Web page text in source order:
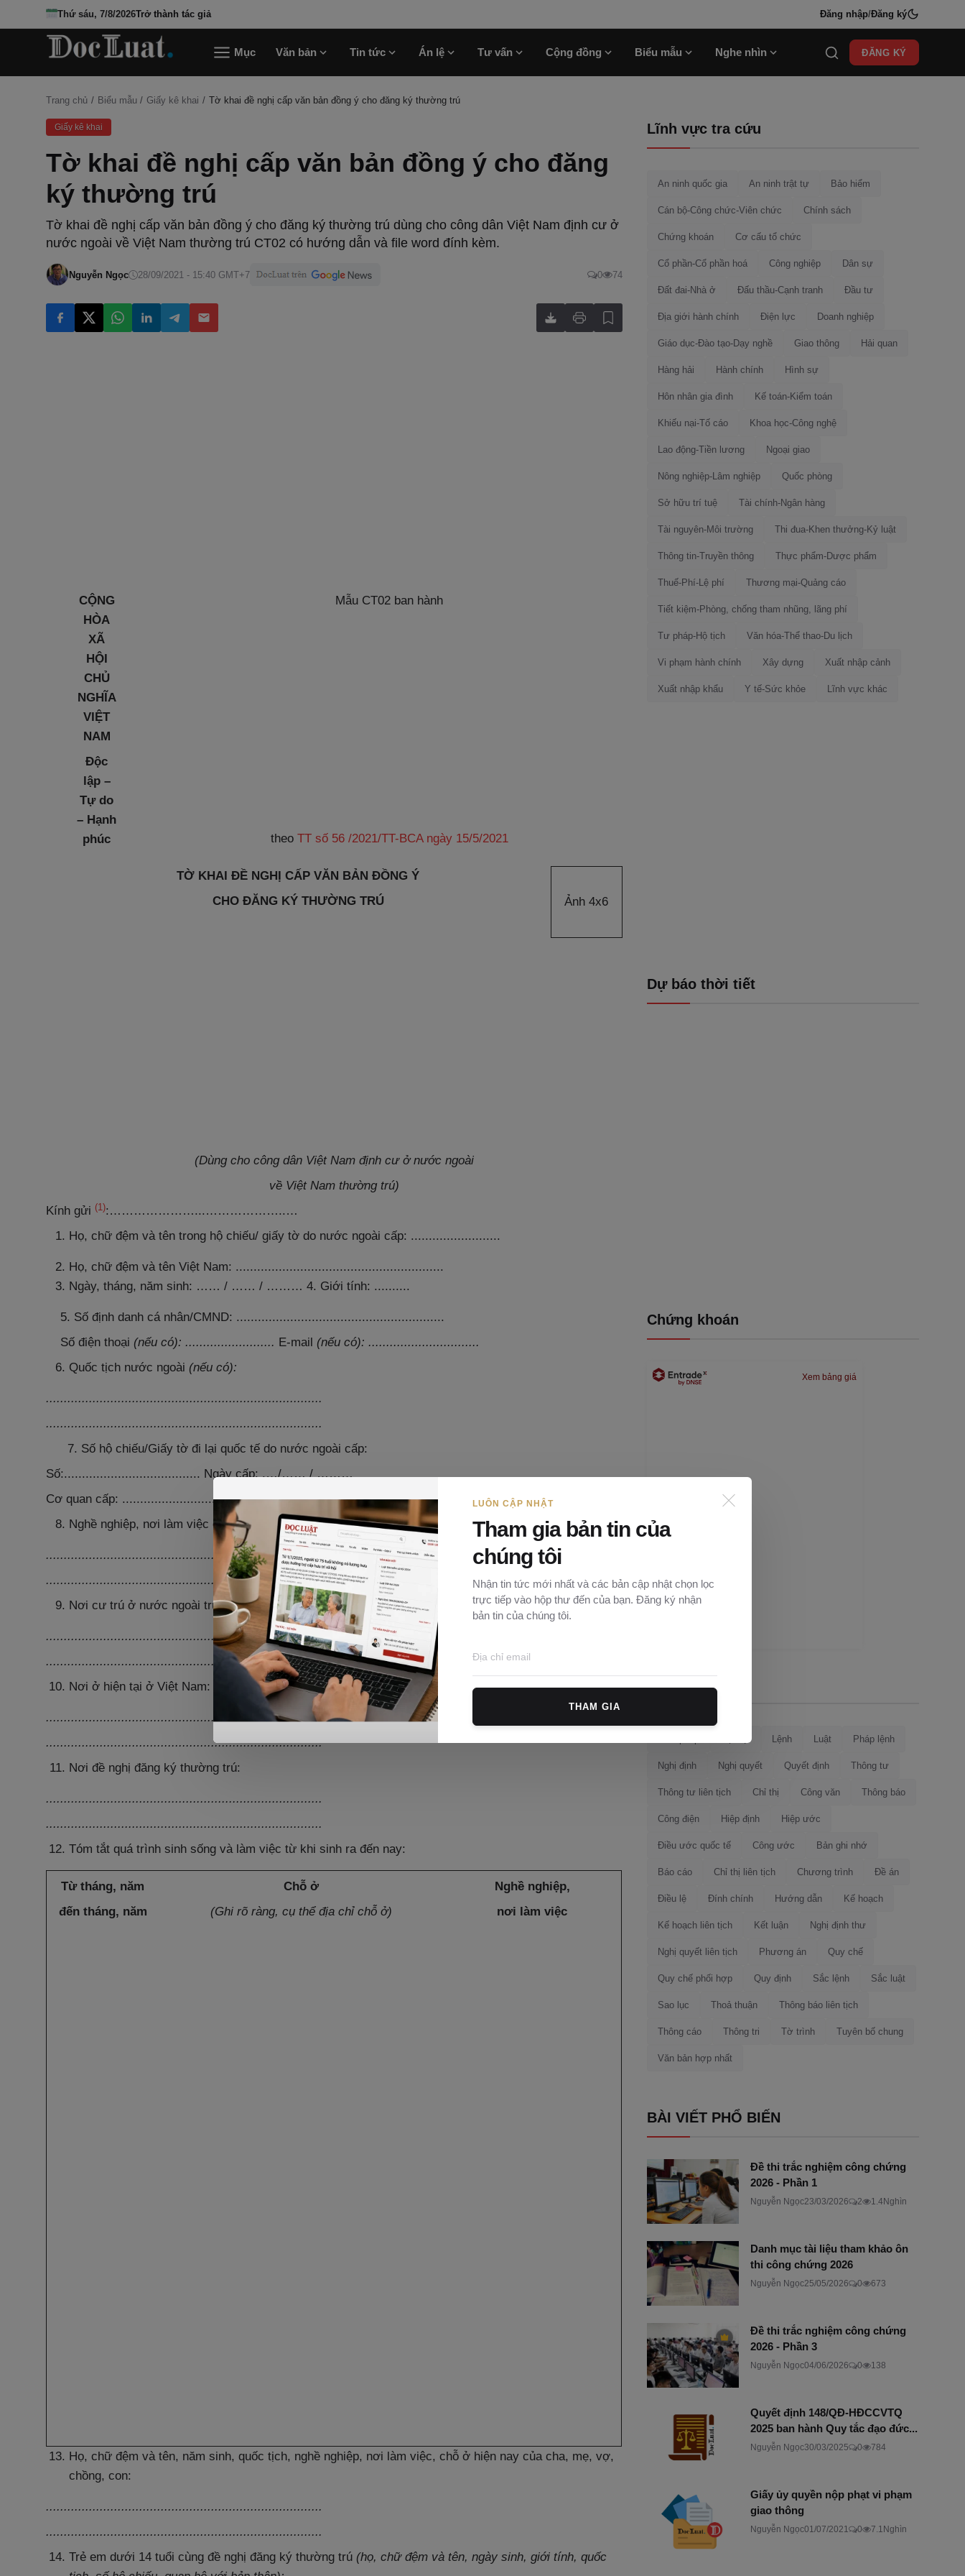
Thứ sáu, 7/8/2026Trở thành tác giả Đăng nhập/Đăng ký
Mục Văn bản Tin tức Án lệ Tư vấn Cộng đồng Biểu mẫu Nghe nhìn ĐĂNG KÝ
Trang chủ Biểu mẫu Giấy kê khai Tờ khai đề nghị cấp văn bản đồng ý cho đăng ký thường trú
Giấy kê khai
Tờ khai đề nghị cấp văn bản đồng ý cho đăng
ký thường trú
Tờ khai đề nghị cấp văn bản đồng ý cho đăng ký thường trú dùng cho công dân Việt Nam định cư ở
nước ngoài về Việt Nam thường trú CT02 có hướng dẫn và file word đính kèm.
Nguyễn Ngọc 28/09/2021 - 15:40 GMT+7 0 74
CỘNG
HÒA
XÃ
HỘI
CHỦ
NGHĨA
VIỆT
NAM
Độc
lập –
Tự do
– Hạnh
phúc
Mẫu CT02 ban hành
theo TT số 56 /2021/TT-BCA ngày 15/5/2021
Ảnh 4x6
TỜ KHAI ĐỀ NGHỊ CẤP VĂN BẢN ĐỒNG Ý
CHO ĐĂNG KÝ THƯỜNG TRÚ
(Dùng cho công dân Việt Nam định cư ở nước ngoài
về Việt Nam thường trú)
Kính gửi (1):…………………...………………..…
Họ, chữ đệm và tên trong hộ chiếu/ giấy tờ do nước ngoài cấp: .........................
Họ, chữ đệm và tên Việt Nam: ..........................................................
Ngày, tháng, năm sinh: …… / …… / ……… 4. Giới tính: ..........
5. Số định danh cá nhân/CMND: ..........................................................
Số điện thoại (nếu có): ......................... E-mail (nếu có): ...............................
Quốc tịch nước ngoài (nếu có):
.............................................................................
.............................................................................
7. Số hộ chiếu/Giấy tờ đi lại quốc tế do nước ngoài cấp:
Số:...................................... Ngày cấp: .…/…… / ………
Cơ quan cấp: ........................... Có giá trị đến ngày: .…/..…./ ….…
Nghề nghiệp, nơi làm việc ở nước ngoài trước khi nhập cảnh Việt Nam:
.............................................................................
.............................................................................
Nơi cư trú ở nước ngoài trước khi nhập cảnh Việt Nam:
.............................................................................
.............................................................................
Nơi ở hiện tại ở Việt Nam:
.............................................................................
.............................................................................
Nơi đề nghị đăng ký thường trú:
.............................................................................
.............................................................................
Tóm tắt quá trình sinh sống và làm việc từ khi sinh ra đến nay:
Từ tháng, năm
đến tháng, năm
Chỗ ở
(Ghi rõ ràng, cụ thể địa chỉ chỗ ở)
Nghề nghiệp,
nơi làm việc
Họ, chữ đệm và tên, năm sinh, quốc tịch, nghề nghiệp, nơi làm việc, chỗ ở hiện nay của cha, mẹ, vợ,
chồng, con:
.............................................................................
.............................................................................
Trẻ em dưới 14 tuổi cùng đề nghị đăng ký thường trú (họ, chữ đệm và tên, ngày sinh, giới tính, quốc
Lĩnh vực tra cứu
An ninh quốc gia An ninh trật tự Bảo hiểm
Cán bộ-Công chức-Viên chức Chính sách
Chứng khoán Cơ cấu tổ chức
Cổ phần-Cổ phần hoá Công nghiệp Dân sự
Đất đai-Nhà ở Đấu thầu-Cạnh tranh Đầu tư
Địa giới hành chính Điện lực Doanh nghiệp
Giáo dục-Đào tạo-Dạy nghề Giao thông Hải quan
Hàng hải Hành chính Hình sự
Hôn nhân gia đình Kế toán-Kiểm toán
Khiếu nại-Tố cáo Khoa học-Công nghệ
Lao động-Tiền lương Ngoại giao
Nông nghiệp-Lâm nghiệp Quốc phòng
Sở hữu trí tuệ Tài chính-Ngân hàng
Tài nguyên-Môi trường Thi đua-Khen thưởng-Kỷ luật
Thông tin-Truyền thông Thực phẩm-Dược phẩm
Thuế-Phí-Lệ phí Thương mại-Quảng cáo
Tiết kiệm-Phòng, chống tham nhũng, lãng phí
Tư pháp-Hộ tịch Văn hóa-Thể thao-Du lịch
Vi phạm hành chính Xây dựng Xuất nhập cảnh
Xuất nhập khẩu Y tế-Sức khỏe Lĩnh vực khác
Dự báo thời tiết
Chứng khoán
Xem bảng giá
Loại văn bản
Lệnh Luật Pháp lệnh
Nghị định Nghị quyết Quyết định Thông tư
Thông tư liên tịch Chỉ thị Công văn Thông báo
Công điện Hiệp định Hiệp ước
Điều ước quốc tế Công ước Bản ghi nhớ
Báo cáo Chỉ thị liên tịch Chương trình Đề án
Điều lệ Đính chính Hướng dẫn Kế hoạch
Kế hoạch liên tịch Kết luận Nghị định thư
Nghị quyết liên tịch Phương án Quy chế
Quy chế phối hợp Quy định Sắc lệnh Sắc luật
Sao lục Thoả thuận Thông báo liên tịch
Thông cáo Thông tri Tờ trình Tuyên bố chung
Văn bản hợp nhất
BÀI VIẾT PHỔ BIẾN
Đề thi trắc nghiệm công chứng
2026 - Phần 1
Nguyễn Ngọc23/03/2026 2 1.4Nghìn
Danh mục tài liệu tham khảo ôn
thi công chứng 2026
Nguyễn Ngọc25/05/2026 0 673
Đề thi trắc nghiệm công chứng
2026 - Phần 3
Nguyễn Ngọc04/06/2026 0 138
Quyết định 148/QĐ-HĐCCVTQ
2025 ban hành Quy tắc đạo đức...
Nguyễn Ngọc30/03/2025 0 784
Giấy ủy quyền nộp phạt vi phạm
giao thông
Nguyễn Ngọc01/07/2021 0 7.1Nghìn
LUÔN CẬP NHẬT
Tham gia bản tin của
chúng tôi
Nhận tin tức mới nhất và các bản cập nhật chọn lọc
trực tiếp vào hộp thư đến của bạn. Đăng ký nhận
bản tin của chúng tôi.
THAM GIA